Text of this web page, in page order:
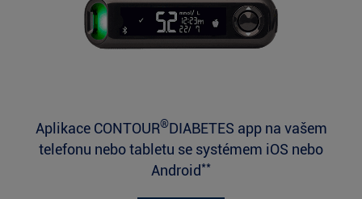
Aplikace CONTOUR®DIABETES app na vašem
telefonu nebo tabletu se systémem iOS nebo
Android**